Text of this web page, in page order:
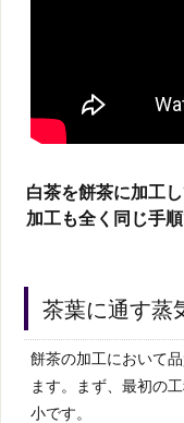
白茶を餅茶に加工
加工も全く同じ手順
茶葉に通す蒸
餅茶の加工において
ます。まず、最初の
小です。